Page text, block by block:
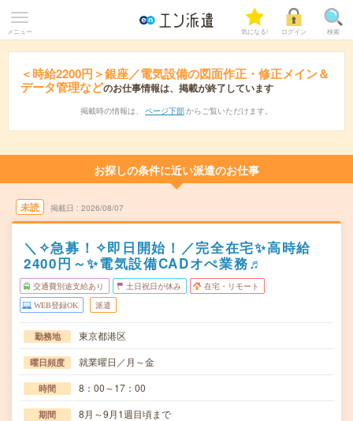
メニュー 気になる! ログイン 検索
＜時給2200円＞銀座／電気設備の図面作正・修正メイン＆
データ管理などのお仕事情報は、掲載が終了しています
掲載時の情報は、 ページ下部 からご覧いただけます。
お探しの条件に近い派遣のお仕事
未読 掲載日 2026/08/07
＼✧急募！✧即日開始！／完全在宅✨高時給
2400円～✨電気設備CADオぺ業務♬
交通費別途支給あり 土日祝日が休み 在宅・リモート
WEB登録OK 派遣
勤務地 東京都港区
曜日頻度 就業曜日／月～金
時間 8：00～17：00
期間 8月～9月1週目頃まで